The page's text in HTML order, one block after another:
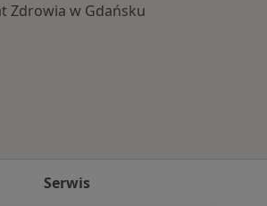
Zdrowia w Gdańsku
Serwis